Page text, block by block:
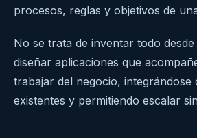
procesos, reglas y objetivos de
No se trata de inventar todo
diseñar aplicaciones que
trabajar del negocio, integrándose
existentes y permitiendo escalar